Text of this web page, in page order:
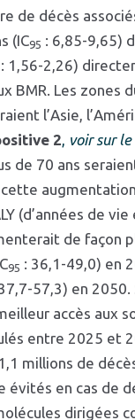
de décès
(IC95 : 6,85-9,65)
: 1,56-2,26)
BMR. Les zones
l’Asie,
2, voir sur le
de 70 ans
(d’années de
de façon
95 : 36,1-49,0) en
57,3) en 2050.
accès aux
entre 2025 et
millions de
évités en cas de
dirigées